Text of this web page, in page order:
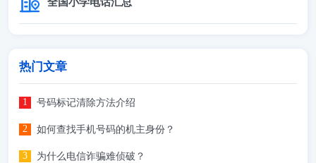
热门文章
号码标记清除方法介绍
如何查找手机号码的机主身份？
为什么电信诈骗难侦破？